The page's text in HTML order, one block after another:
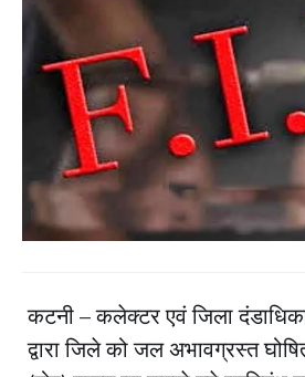
कटनी – कलेक्‍टर एवं जिला
द्वारा जिले को जल अभावग्रस्‍त